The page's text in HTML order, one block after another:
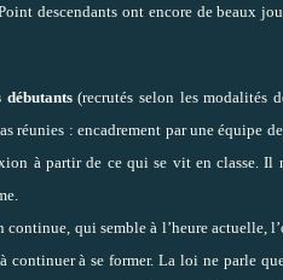
descendants ont encore de beaux
débutants(recrutés selon les modalités
réunies : encadrement par une équipe
à partir de ce qui se vit en classe. Il
continue, qui semble à l’heure
continuer à se former. La loi ne parle